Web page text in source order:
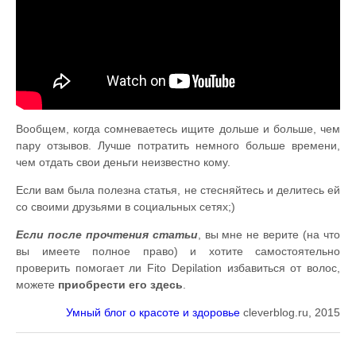
Вообщем, когда сомневаетесь ищите дольше и больше, чем
пару отзывов. Лучше потратить немного больше времени,
чем отдать свои деньги неизвестно кому.
Если вам была полезна статья, не стесняйтесь и делитесь ей
со своими друзьями в социальных сетях;)
Если после прочтения статьи, вы мне не верите (на что
вы имеете полное право) и хотите самостоятельно
проверить помогает ли Fito Depilation избавиться от волос,
можете приобрести его здесь
Умный блог о красоте и здоровье cleverblog.ru, 2015